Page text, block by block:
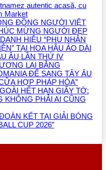
autentic acasă, cu
Market
ĐỒNG NGƯỜI VIỆT
MỪNG NGƯỜI ĐẸP
HIỆU “PHU NHÂN
TẠI HOA HẬU ÁO DÀI
ÂU LẦN THỨ IV
LAI BẰNG
ĐỂ SANG TÂY ÂU
HỢP PHÁP HÓA”
HẾT HẠN GIẤY TỜ:
KHÔNG PHẢI AI CŨNG
KẾT TẠI GIẢI BÓNG
CUP 2026”